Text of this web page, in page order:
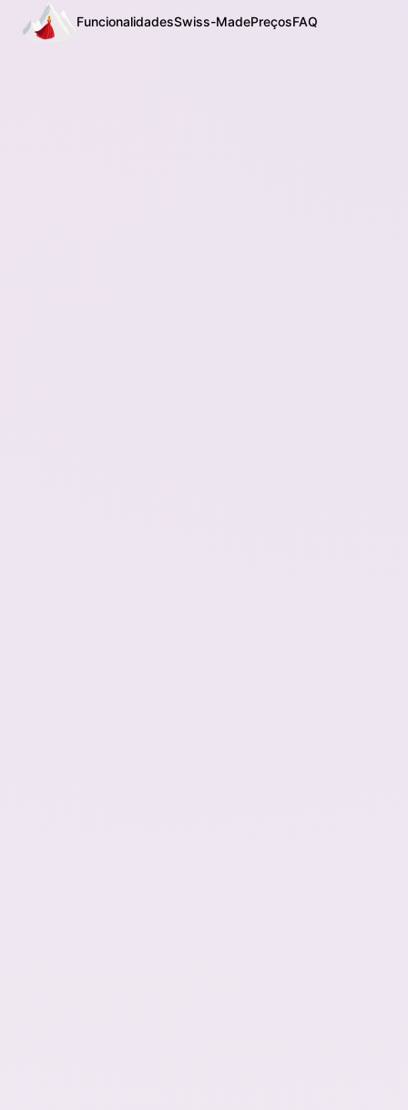
FuncionalidadesSwiss-MadePreçosFAQ